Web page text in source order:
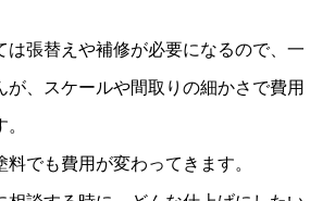
は張替えや補修が必要になるので、一
が、スケールや間取りの細かさで費用
料でも費用が変わってきます。